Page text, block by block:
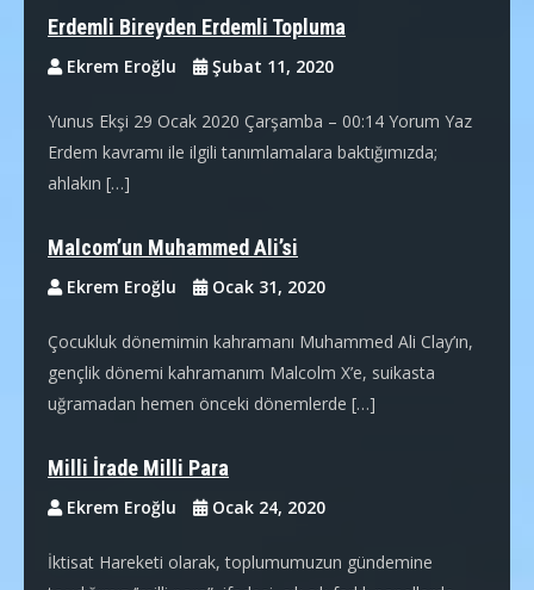
Erdemli Bireyden Erdemli Topluma
Ekrem Eroğlu Şubat 11, 2020
Yunus Ekşi 29 Ocak 2020 Çarşamba – 00:14 Yorum Yaz
Erdem kavramı ile ilgili tanımlamalara baktığımızda;
ahlakın […]
Malcom’un Muhammed Ali’si
Ekrem Eroğlu Ocak 31, 2020
Çocukluk dönemimin kahramanı Muhammed Ali Clay’ın,
gençlik dönemi kahramanım Malcolm X’e, suikasta
uğramadan hemen önceki dönemlerde […]
Milli İrade Milli Para
Ekrem Eroğlu Ocak 24, 2020
İktisat Hareketi olarak, toplumumuzun gündemine